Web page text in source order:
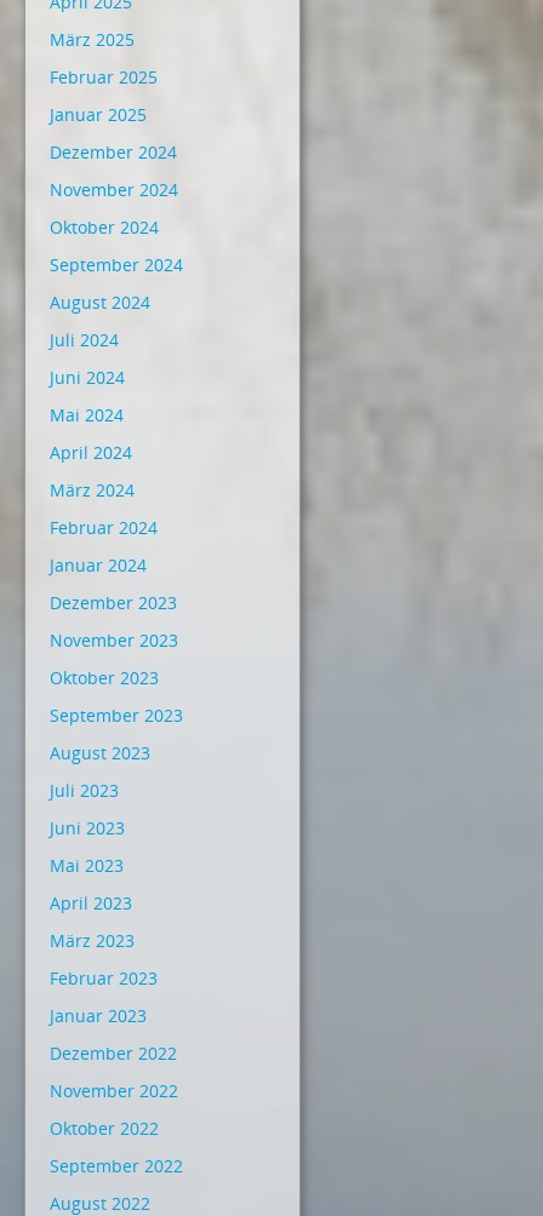
März 2025
Februar 2025
Januar 2025
Dezember 2024
November 2024
Oktober 2024
September 2024
August 2024
Juli 2024
Juni 2024
Mai 2024
April 2024
März 2024
Februar 2024
Januar 2024
Dezember 2023
November 2023
Oktober 2023
September 2023
August 2023
Juli 2023
Juni 2023
Mai 2023
April 2023
März 2023
Februar 2023
Januar 2023
Dezember 2022
November 2022
Oktober 2022
September 2022
August 2022